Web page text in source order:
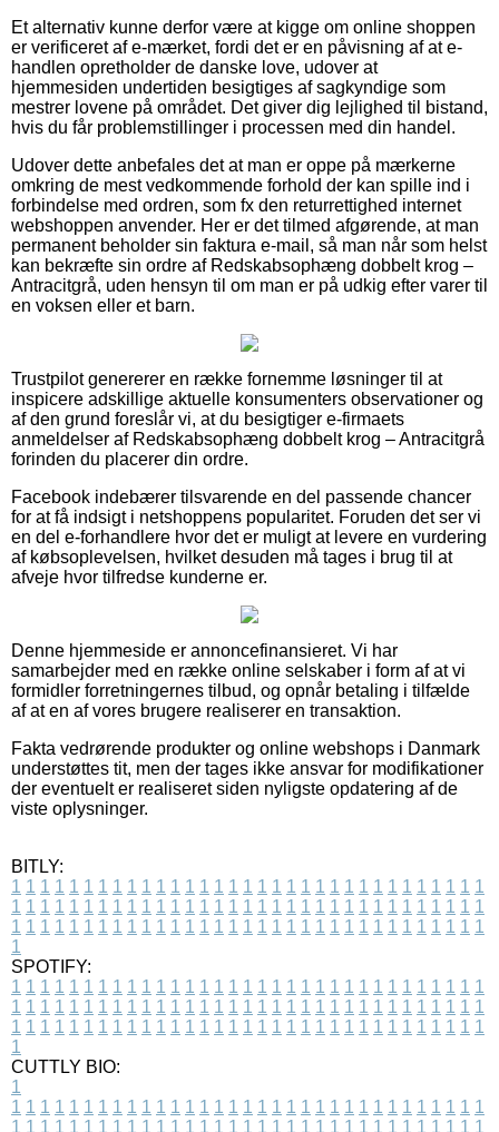
Et alternativ kunne derfor være at kigge om online shoppen
er verificeret af e-mærket, fordi det er en påvisning af at e-
handlen opretholder de danske love, udover at
hjemmesiden undertiden besigtiges af sagkyndige som
mestrer lovene på området. Det giver dig lejlighed til bistand,
hvis du får problemstillinger i processen med din handel.
Udover dette anbefales det at man er oppe på mærkerne
omkring de mest vedkommende forhold der kan spille ind i
forbindelse med ordren, som fx den returrettighed internet
webshoppen anvender. Her er det tilmed afgørende, at man
permanent beholder sin faktura e-mail, så man når som helst
kan bekræfte sin ordre af Redskabsophæng dobbelt krog –
Antracitgrå, uden hensyn til om man er på udkig efter varer til
en voksen eller et barn.
Trustpilot genererer en række fornemme løsninger til at
inspicere adskillige aktuelle konsumenters observationer og
af den grund foreslår vi, at du besigtiger e-firmaets
anmeldelser af Redskabsophæng dobbelt krog – Antracitgrå
forinden du placerer din ordre.
Facebook indebærer tilsvarende en del passende chancer
for at få indsigt i netshoppens popularitet. Foruden det ser vi
en del e-forhandlere hvor det er muligt at levere en vurdering
af købsoplevelsen, hvilket desuden må tages i brug til at
afveje hvor tilfredse kunderne er.
Denne hjemmeside er annoncefinansieret. Vi har
samarbejder med en række online selskaber i form af at vi
formidler forretningernes tilbud, og opnår betaling i tilfælde
af at en af vores brugere realiserer en transaktion.
Fakta vedrørende produkter og online webshops i Danmark
understøttes tit, men der tages ikke ansvar for modifikationer
der eventuelt er realiseret siden nyligste opdatering af de
viste oplysninger.
BITLY:
1 1 1 1 1 1 1 1 1 1 1 1 1 1 1 1 1 1 1 1 1 1 1 1 1 1 1 1 1 1 1 1 1
1 1 1 1 1 1 1 1 1 1 1 1 1 1 1 1 1 1 1 1 1 1 1 1 1 1 1 1 1 1 1 1 1
1 1 1 1 1 1 1 1 1 1 1 1 1 1 1 1 1 1 1 1 1 1 1 1 1 1 1 1 1 1 1 1 1
1
SPOTIFY:
1 1 1 1 1 1 1 1 1 1 1 1 1 1 1 1 1 1 1 1 1 1 1 1 1 1 1 1 1 1 1 1 1
1 1 1 1 1 1 1 1 1 1 1 1 1 1 1 1 1 1 1 1 1 1 1 1 1 1 1 1 1 1 1 1 1
1 1 1 1 1 1 1 1 1 1 1 1 1 1 1 1 1 1 1 1 1 1 1 1 1 1 1 1 1 1 1 1 1
1
CUTTLY BIO:
1
1 1 1 1 1 1 1 1 1 1 1 1 1 1 1 1 1 1 1 1 1 1 1 1 1 1 1 1 1 1 1 1 1
1 1 1 1 1 1 1 1 1 1 1 1 1 1 1 1 1 1 1 1 1 1 1 1 1 1 1 1 1 1 1 1 1